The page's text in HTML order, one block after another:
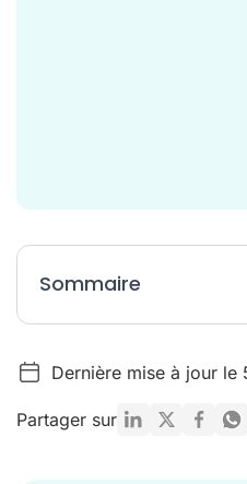
Sommaire
Conclusion : Quelle
Dernière mise à jour le
Partager sur